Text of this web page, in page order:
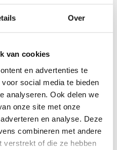
Over
van cookies
en advertenties te
social media te bieden
analyseren. Ook delen we
onze site met onze
en analyse. Deze
combineren met andere
verstrekt of die ze hebben
beter. Na al dat
drankje, een
een momentje rust
gezellige dag.